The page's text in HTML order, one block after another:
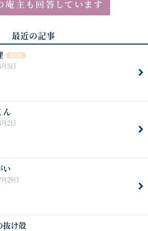
最近の記事
NEW
5日
ん
2日
い
29日
抜け殻